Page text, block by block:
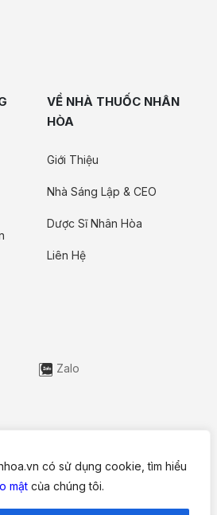
có sử dụng cookie, tìm hiểu
mật của chúng tôi.
VỀ NHÀ THUỐC NHÂN
HÒA
Giới Thiệu
Nhà Sáng Lập & CEO
Dược Sĩ Nhân Hòa
Liên Hệ
Zalo
chỉ mang tính chất nội bộ tham khảo;